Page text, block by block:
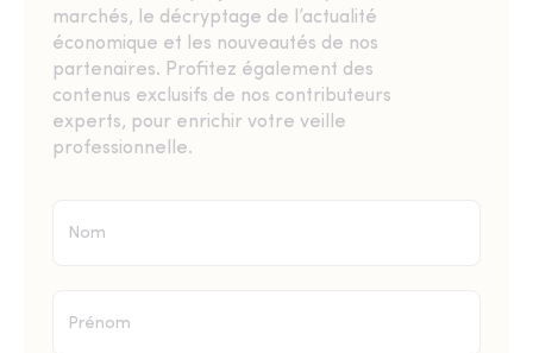
marchés, le décryptage de l’actualité
économique et les nouveautés de nos
partenaires. Profitez également des
contenus exclusifs de nos contributeurs
experts, pour enrichir votre veille
professionnelle.